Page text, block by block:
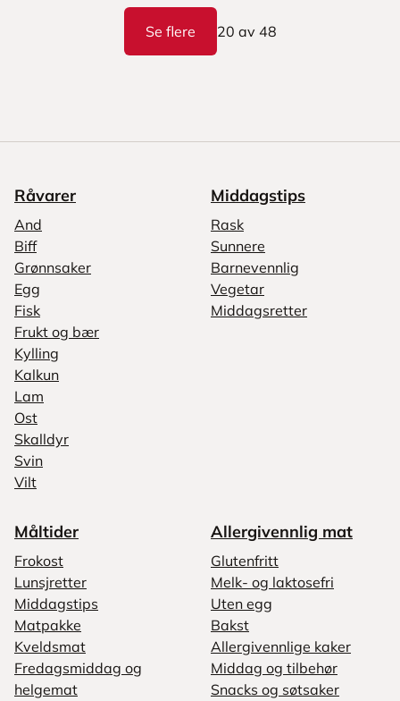
Se flere 20 av 48
Råvarer
And
Biff
Grønnsaker
Egg
Fisk
Frukt og bær
Kylling
Kalkun
Lam
Ost
Skalldyr
Svin
Vilt
Middagstips
Rask
Sunnere
Barnevennlig
Vegetar
Middagsretter
Måltider
Frokost
Lunsjretter
Middagstips
Matpakke
Kveldsmat
Fredagsmiddag og
helgemat
Allergivennlig mat
Glutenfritt
Melk- og laktosefri
Uten egg
Bakst
Allergivennlige kaker
Middag og tilbehør
Snacks og søtsaker